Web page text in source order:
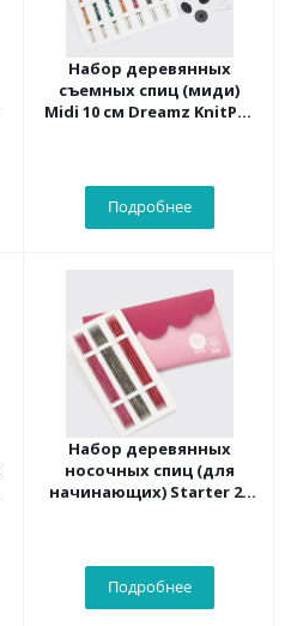
Набор деревянных
съемных спиц (миди)
Midi 10 см Dreamz KnitPro
Подробнее
Набор деревянных
носочных спиц (для
начинающих) Starter 20
Подробнее